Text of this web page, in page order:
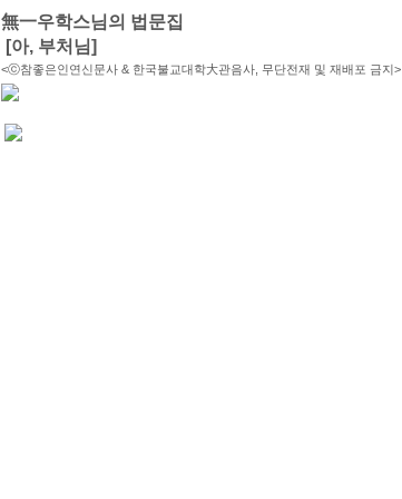
無一우학스님의 법문집
[아, 부처님]
<ⓒ참좋은인연신문사 & 한국불교대학大관음사, 무단전재 및 재배포 금지>